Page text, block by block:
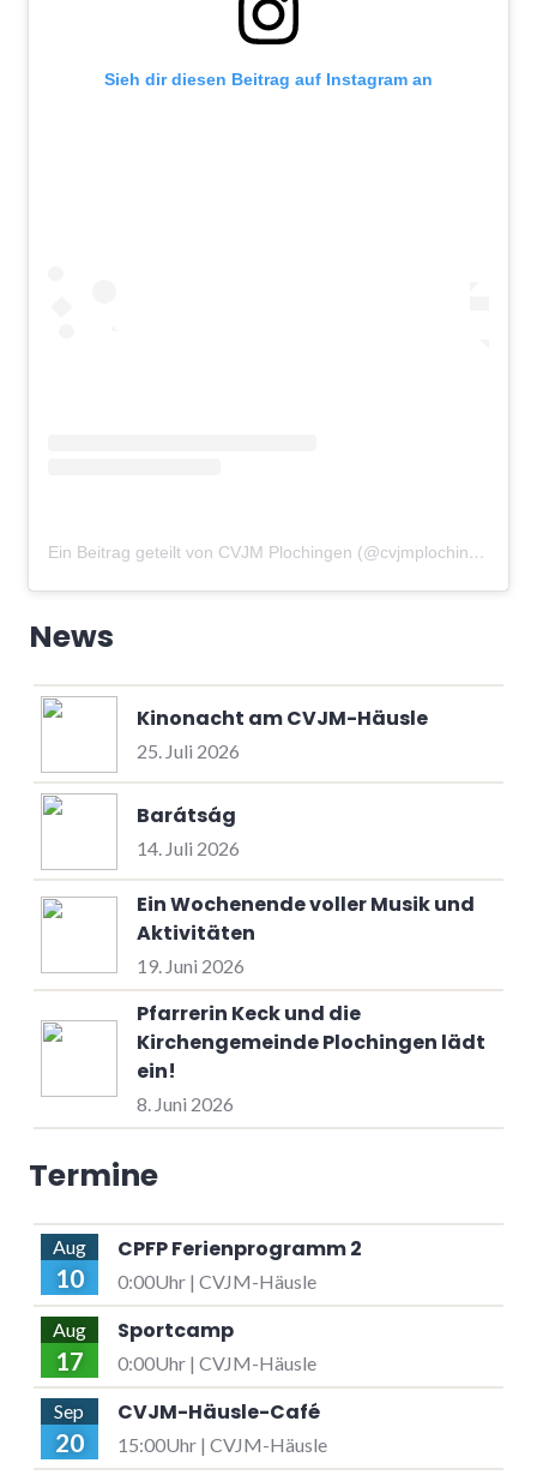
Sieh dir diesen Beitrag auf Instagram an
Ein Beitrag geteilt von CVJM Plochingen (@cvjmplochingen)
News
Kinonacht am CVJM-Häusle
25. Juli 2026
Barátság
14. Juli 2026
Ein Wochenende voller Musik und
Aktivitäten
19. Juni 2026
Pfarrerin Keck und die
Kirchengemeinde Plochingen lädt
ein!
8. Juni 2026
Termine
Aug
10
CPFP Ferienprogramm 2
0:00Uhr | CVJM-Häusle
Aug
17
Sportcamp
0:00Uhr | CVJM-Häusle
Sep
20
CVJM-Häusle-Café
15:00Uhr | CVJM-Häusle